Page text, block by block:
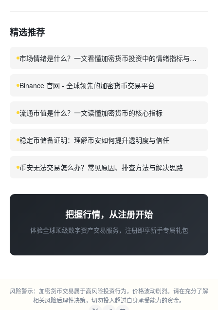
精选推荐
市场情绪是什么？一文看懂加密货币投资中的情绪指标与应
Binance 官网 - 全球领先的加密货币交易平台
流通市值是什么？一文读懂加密货币的核心指标
稳定币储备证明：理解币安如何提升透明度与信任
币安无法交易怎么办？常见原因、排查方法与解决思路
把握行情，从注册开始
体验全球顶级数字资产交易服务，注册即享新手专属礼包
风险警示：加密货币交易属于高风险投资行为，价格波动剧烈。请在充分了解
相关风险后理性决策，切勿投入超过自身承受能力的资金。